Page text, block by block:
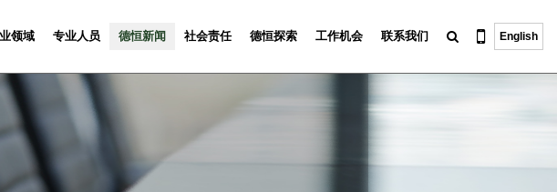
领域 专业人员 德恒新闻 社会责任 德恒探索 工作机会 联系我们 English